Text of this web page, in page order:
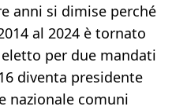
anni si dimise perché
al 2024 è tornato
per due mandati
diventa presidente
nazionale comuni